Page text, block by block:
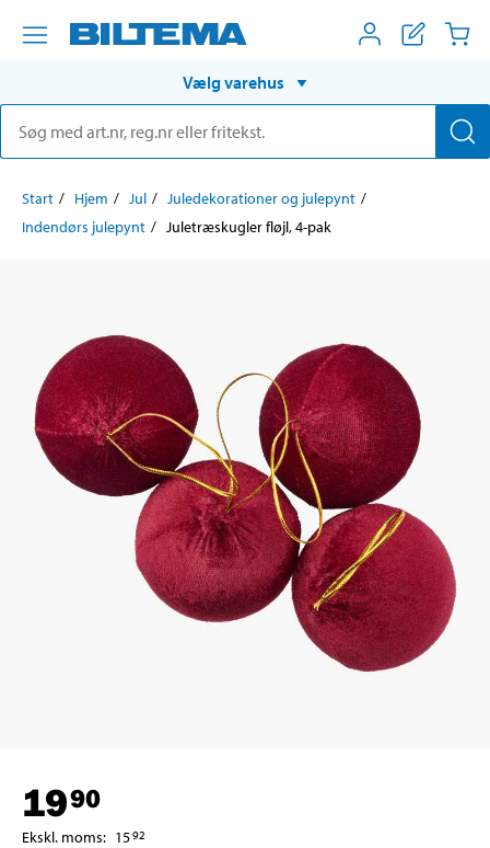
Vælg varehus
Start Hjem Jul
Juledekorationer og julepynt
Indendørs julepynt
Juletræskugler fløjl, 4-pak
1990
Ekskl. moms: 1592